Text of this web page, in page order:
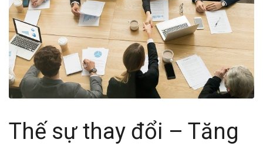
Thế sự thay đổi – Tăng